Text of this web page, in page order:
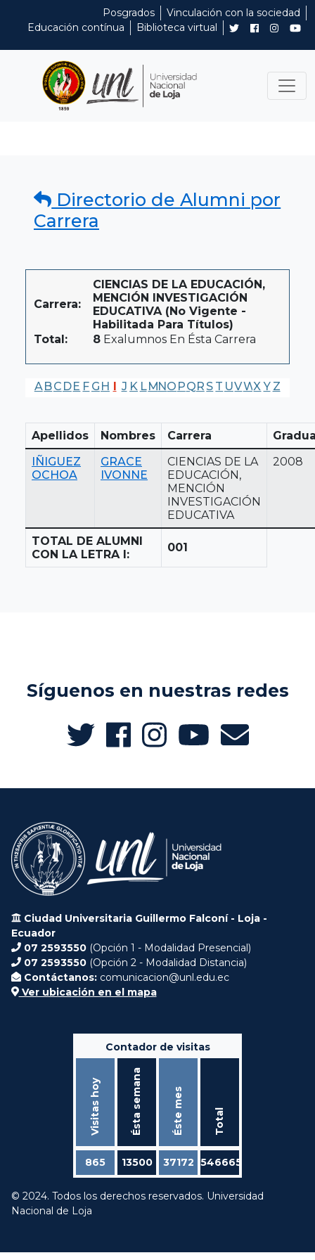
Posgrados
Vinculación con la sociedad
Educación contínua
Biblioteca virtual
Directorio de Alumni por
Carrera
Carrera:
CIENCIAS DE LA EDUCACIÓN,
MENCIÓN INVESTIGACIÓN
EDUCATIVA (No Vigente -
Habilitada Para Títulos)
Total:
8 Exalumnos En Ésta Carrera
A BC DE F G H I J K LMNO PQR S T UVWX Y Z
Apellidos Nombres Carrera
IÑIGUEZ
OCHOA
GRACE
IVONNE
CIENCIAS DE LA
EDUCACIÓN,
MENCIÓN
INVESTIGACIÓN
EDUCATIVA
2008
TOTAL DE ALUMNI
CON LA LETRA I:
001
Síguenos en nuestras redes
Ciudad Universitaria Guillermo Falconí - Loja -
Ecuador
07 2593550 (Opción 1 - Modalidad Presencial)
07 2593550 (Opción 2 - Modalidad Distancia)
Contáctanos: comunicacion@unl.edu.ec
Ver ubicación en el mapa
Contador de visitas
Visitas hoy Ésta semana Éste mes Total
865 13500 37172 546665
© 2024. Todos los derechos reservados. Universidad
Nacional de Loja